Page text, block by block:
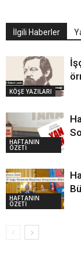
İlgili Haberler
KÖŞE YAZILARI
HAFTANIN
ÖZETİ
HAFTANIN
ÖZETİ